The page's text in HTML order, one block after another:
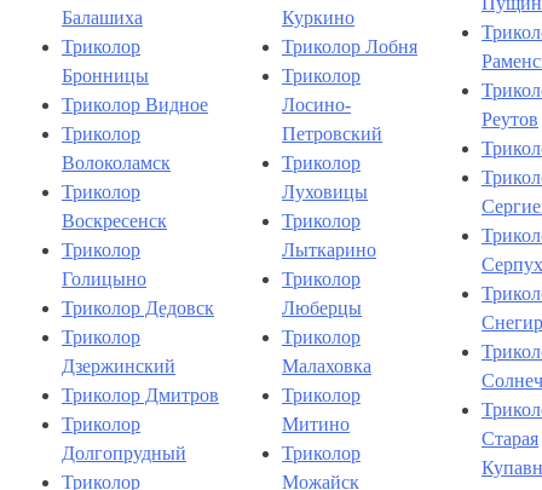
Балашиха
Триколор
Бронницы
Триколор Видное
Триколор
Волоколамск
Триколор
Воскресенск
Триколор
Голицыно
Триколор Дедовск
Триколор
Дзержинский
Триколор Дмитров
Триколор
Долгопрудный
Триколор
Куркино
Триколор Лобня
Триколор
Лосино-
Петровский
Триколор
Луховицы
Триколор
Лыткарино
Триколор
Люберцы
Триколор
Малаховка
Триколор
Митино
Триколор
Можайск
Реутов
Старая